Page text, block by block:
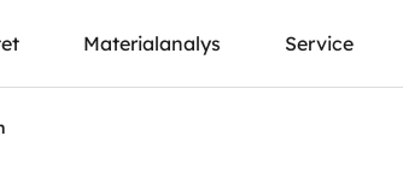
Materialanalys Service